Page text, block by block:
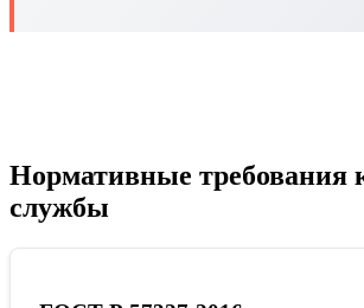
Нормативные требования
службы